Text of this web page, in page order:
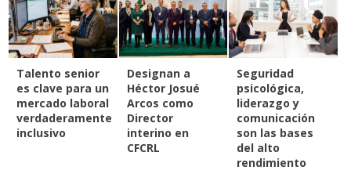
Talento senior
es clave para un
mercado laboral
verdaderamente
inclusivo
Designan a
Héctor Josué
Arcos como
Director
interino en
CFCRL
Seguridad
psicológica,
liderazgo y
comunicación
son las bases
del alto
rendimiento